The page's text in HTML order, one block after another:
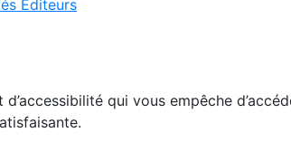
Éditeurs
qui vous empêche